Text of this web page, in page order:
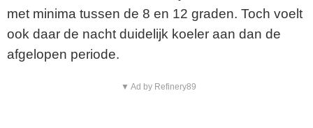
met minima tussen de 8 en 12 graden. Toch voelt
ook daar de nacht duidelijk koeler aan dan de
afgelopen periode.
▼ Ad by Refinery89